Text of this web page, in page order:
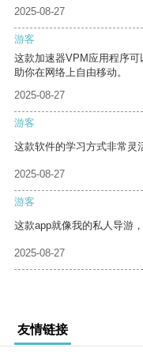
2025-08-27
游客
这款加速器VPM应用程序
助你在网络上自由移动。
2025-08-27
游客
这款软件的学习方式非常灵
2025-08-27
游客
这款app就像我的私人导游
2025-08-27
友情链接